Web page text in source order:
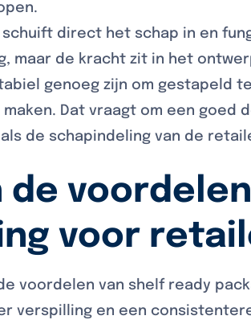
schuift direct het schap in en
maar de kracht zit in het
genoeg zijn om gestapeld
Dat vraagt om een
de schapindeling van de
de
voor
voordelen van shelf ready
verspilling en een